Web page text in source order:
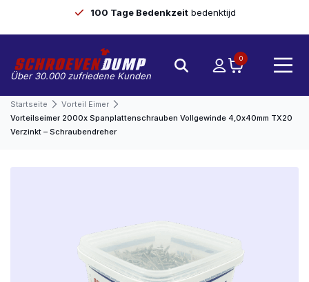
100 Tage Bedenkzeitbedenktijd
Über 30.000 zufriedene Kunden
0
Startseite
Vorteil Eimer
Vorteilseimer 2000x Spanplattenschrauben Vollgewinde 4,0x40mm TX20
Verzinkt – Schraubendreher